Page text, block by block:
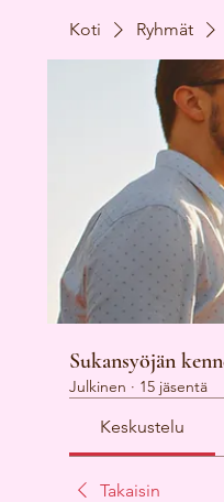
Koti Ryhmät
Sukansyöjän
Julkinen · 15 jäsentä
Keskustelu
Takaisin